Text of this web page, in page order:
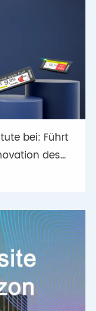
bei: Führt
des